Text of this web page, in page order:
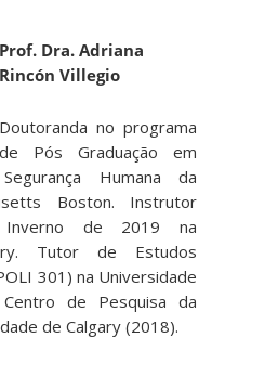
Prof. Dra. Adriana
Rincón Villegio
Doutoranda no programa
de Pós Graduação em
Humana da
Boston. Instrutor
Inverno de 2019 na
Tutor de Estudos
301) na Universidade
de Pesquisa da
de Calgary (2018).